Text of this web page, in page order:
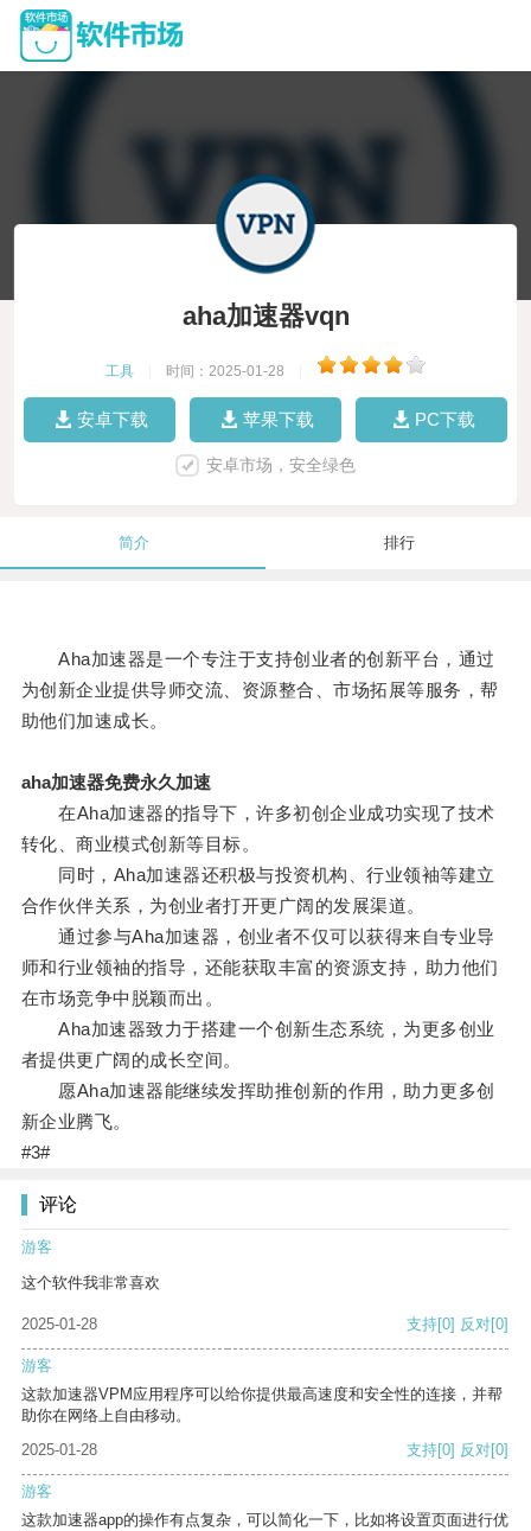
aha加速器vqn
工具 时间：2025-01-28
安卓下载 苹果下载 PC下载
安卓市场，安全绿色
简介 排行
Aha加速器是一个专注于支持创业者的创新平台，通过
为创新企业提供导师交流、资源整合、市场拓展等服务，帮
助他们加速成长。
aha加速器免费永久加速
在Aha加速器的指导下，许多初创企业成功实现了技术
转化、商业模式创新等目标。
同时，Aha加速器还积极与投资机构、行业领袖等建立
合作伙伴关系，为创业者打开更广阔的发展渠道。
通过参与Aha加速器，创业者不仅可以获得来自专业导
师和行业领袖的指导，还能获取丰富的资源支持，助力他们
在市场竞争中脱颖而出。
Aha加速器致力于搭建一个创新生态系统，为更多创业
者提供更广阔的成长空间。
愿Aha加速器能继续发挥助推创新的作用，助力更多创
新企业腾飞。
#3#
评论
游客
这个软件我非常喜欢
2025-01-28 支持[0] 反对[0]
游客
这款加速器VPM应用程序可以给你提供最高速度和安全性的连接，并帮
助你在网络上自由移动。
2025-01-28
支持[0] 反对[0]
游客
这款加速器app的操作有点复杂，可以简化一下，比如将设置页面进行优